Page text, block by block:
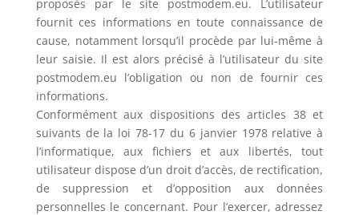
proposés par le site postmodem.eu. L’utilisateur
fournit ces informations en toute connaissance de
cause, notamment lorsqu’il procède par lui-même à
leur saisie. Il est alors précisé à l’utilisateur du site
postmodem.eu l’obligation ou non de fournir ces
informations.
Conformément aux dispositions des articles 38 et
suivants de la loi 78-17 du 6 janvier 1978 relative à
l’informatique, aux fichiers et aux libertés, tout
utilisateur dispose d’un droit d’accès, de rectification,
de suppression et d’opposition aux données
personnelles le concernant. Pour l’exercer, adressez